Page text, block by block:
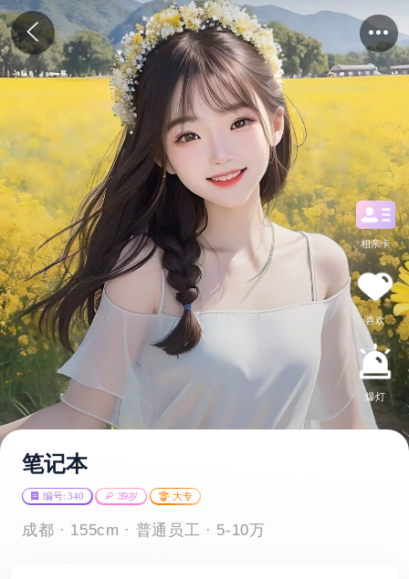
相亲卡
喜欢
爆灯
笔记本
编号: 340 39岁 大专
成都 · 155cm · 普通员工 · 5-10万